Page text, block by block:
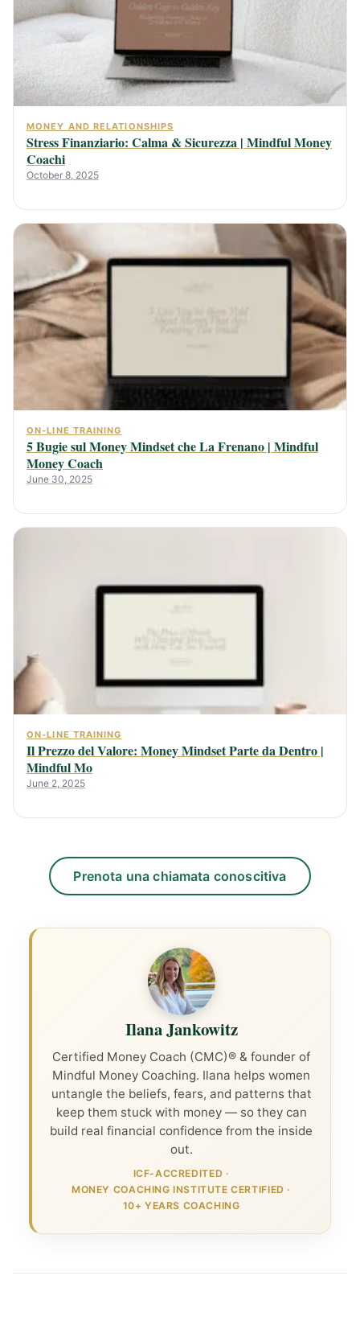
MONEY AND RELATIONSHIPS
Stress Finanziario: Calma & Sicurezza | Mindful Money
Coachi
October 8, 2025
ON-LINE TRAINING
5 Bugie sul Money Mindset che La Frenano | Mindful
Money Coach
June 30, 2025
ON-LINE TRAINING
Il Prezzo del Valore: Money Mindset Parte da Dentro |
Mindful Mo
June 2, 2025
Prenota una chiamata conoscitiva
Ilana Jankowitz
Certified Money Coach (CMC)® & founder of
Mindful Money Coaching. Ilana helps women
untangle the beliefs, fears, and patterns that
keep them stuck with money — so they can
build real financial confidence from the inside
out.
ICF-ACCREDITED ·
MONEY COACHING INSTITUTE CERTIFIED ·
10+ YEARS COACHING